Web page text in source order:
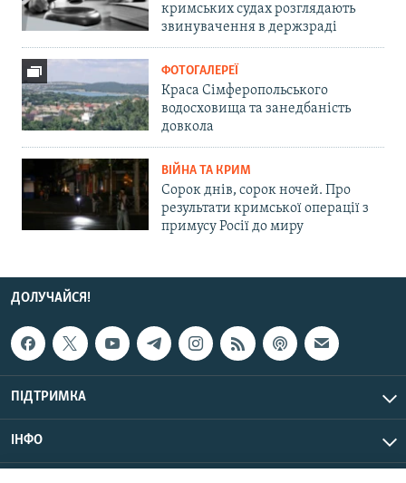
кримських судах розглядають
звинувачення в держзраді
ФОТОГАЛЕРЕЇ
Краса Сімферопольського
водосховища та занедбаність
довкола
ВІЙНА ТА КРИМ
Сорок днів, сорок ночей. Про
результати кримської операції з
примусу Росії до миру
ДОЛУЧАЙСЯ!
ПІДТРИМКА
ІНФО